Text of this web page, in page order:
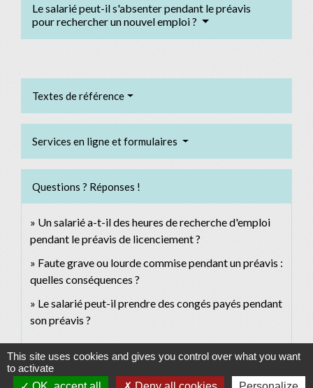
Le salarié peut-il s'absenter pendant le préavis
pour rechercher un nouvel emploi ?
Textes de référence
Services en ligne et formulaires
Questions ? Réponses !
Un salarié a-t-il des heures de recherche d'emploi
pendant le préavis de licenciement ?
Faute grave ou lourde commise pendant un préavis :
quelles conséquences ?
Le salarié peut-il prendre des congés payés pendant
son préavis ?
Signaler une erreur sur cette page
This site uses cookies and gives you control over what you want
to activate